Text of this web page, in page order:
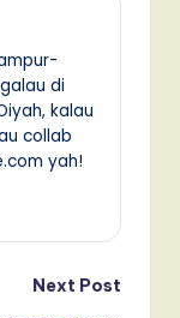
di
kalau
collab
yah!
Next Post